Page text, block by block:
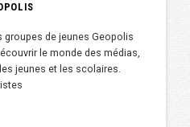
de jeunes Geopolis
le monde des médias,
jeunes et les scolaires.